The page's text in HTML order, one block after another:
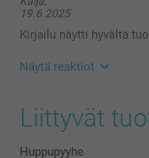
19.6.2025
Kirjailu näytti hyvältä
Näytä reaktiot
24.6.2025
14:12
Hei,
Kiitos
Liittyvät
Huppupyyhe